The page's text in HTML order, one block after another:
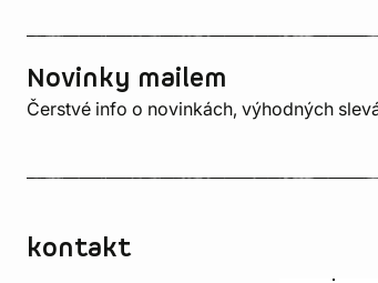
Novinky mailem
Čerstvé info o novinkách, výhodných
kontakt